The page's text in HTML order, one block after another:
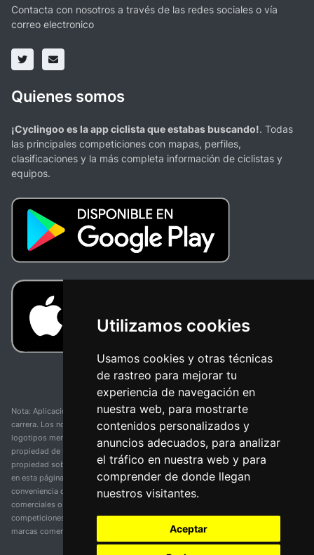
Utilizamos cookies
Usamos cookies y otras técnicas
de rastreo para mejorar tu
experiencia de navegación en
nuestra web, para mostrarte
contenidos personalizados y
anuncios adecuados, para analizar
el tráfico en nuestra web y para
comprender de donde llegan
nuestros visitantes.
Aceptar
Contacta con nosotros a través de las redes sociales o vía
correo electronico
Quienes somos
¡Cyclingoo es la app ciclista que estabas buscando!. Todas
las principales competiciones con mapas, perfiles,
clasificaciones y la más completa información de ciclistas y
equipos.
Nota: Aplicación y web no oficial y no relacionada con ninguna organización o
carrera. Los nombres de equipos, competiciones, marcas comerciales y
logotipos mencionados en esta página de resultados de ciclismo son
propiedad de sus respectivos dueños. No tenemos afiliación, patrocinio ni
propiedad sobre estas marcas comerciales. Toda la información proporcionada
en esta página se presenta únicamente con fines informativos y para la
conveniencia de nuestros usuarios. Cualquier uso de nombres, marcas
comerciales o logotipos tiene el único propósito de identificar equipos y
competiciones y no implica asociación o respaldo. Todos los derechos de las
marcas comerciales mencionadas aquí pertenecen a sus propietarios legítimos.